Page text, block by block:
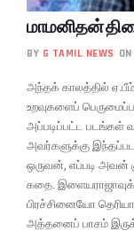
மாமனிதன்
BY G TAMIL NEWS
அந்தக் காலத்தில்
உறவுகளைப்
அப்படிப்பட்ட படங்கள்
அவர்களுக்கு
ஒருவன், எப்படி அவன்
கதை.
பிரச்சினையோ
அத்தனைப் பாசம்